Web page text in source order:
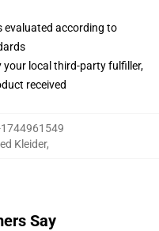
evaluated according to
your local third-party fulfiller,
received
Kleider,
Say